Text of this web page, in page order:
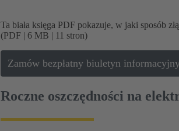
Ta biała księga PDF pokazuje, w jaki sposób
(PDF | 6 MB | 11 stron)
Zamów bezpłatny biuletyn
Roczne oszczędności na